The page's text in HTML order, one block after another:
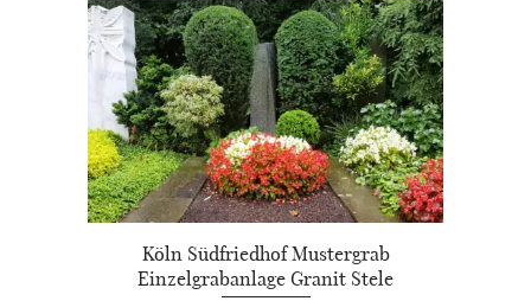
Köln Südfriedhof Mustergrab
Einzelgrabanlage Granit Stele